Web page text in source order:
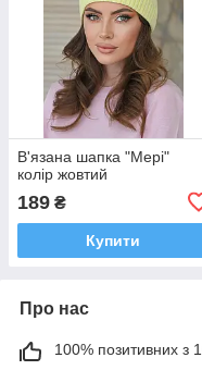
В'язана шапка "Мері"
колір жовтий
189 ₴
Купити
Про нас
100% позитивних з